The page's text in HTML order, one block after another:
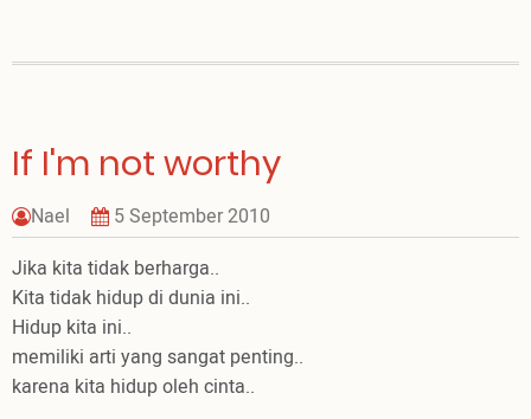
If I'm not worthy
Nael
5 September 2010
Jika kita tidak berharga..
Kita tidak hidup di dunia ini..
Hidup kita ini..
memiliki arti yang sangat penting..
karena kita hidup oleh cinta..